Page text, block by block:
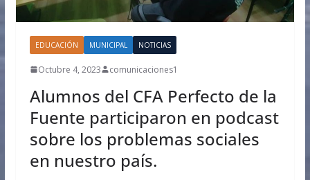
EDUCACIÓN MUNICIPAL NOTICIAS
Octubre 4, 2023 comunicaciones1
Alumnos del CFA Perfecto de la
Fuente participaron en podcast
sobre los problemas sociales
en nuestro país.